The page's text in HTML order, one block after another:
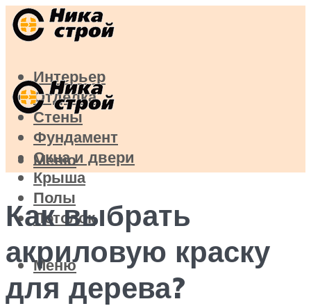
Интерьер
Отделка
Стены
Фундамент
Окна и двери
Крыша
Полы
Потолок
Меню
Меню
Как выбрать
акриловую краску
для дерева?